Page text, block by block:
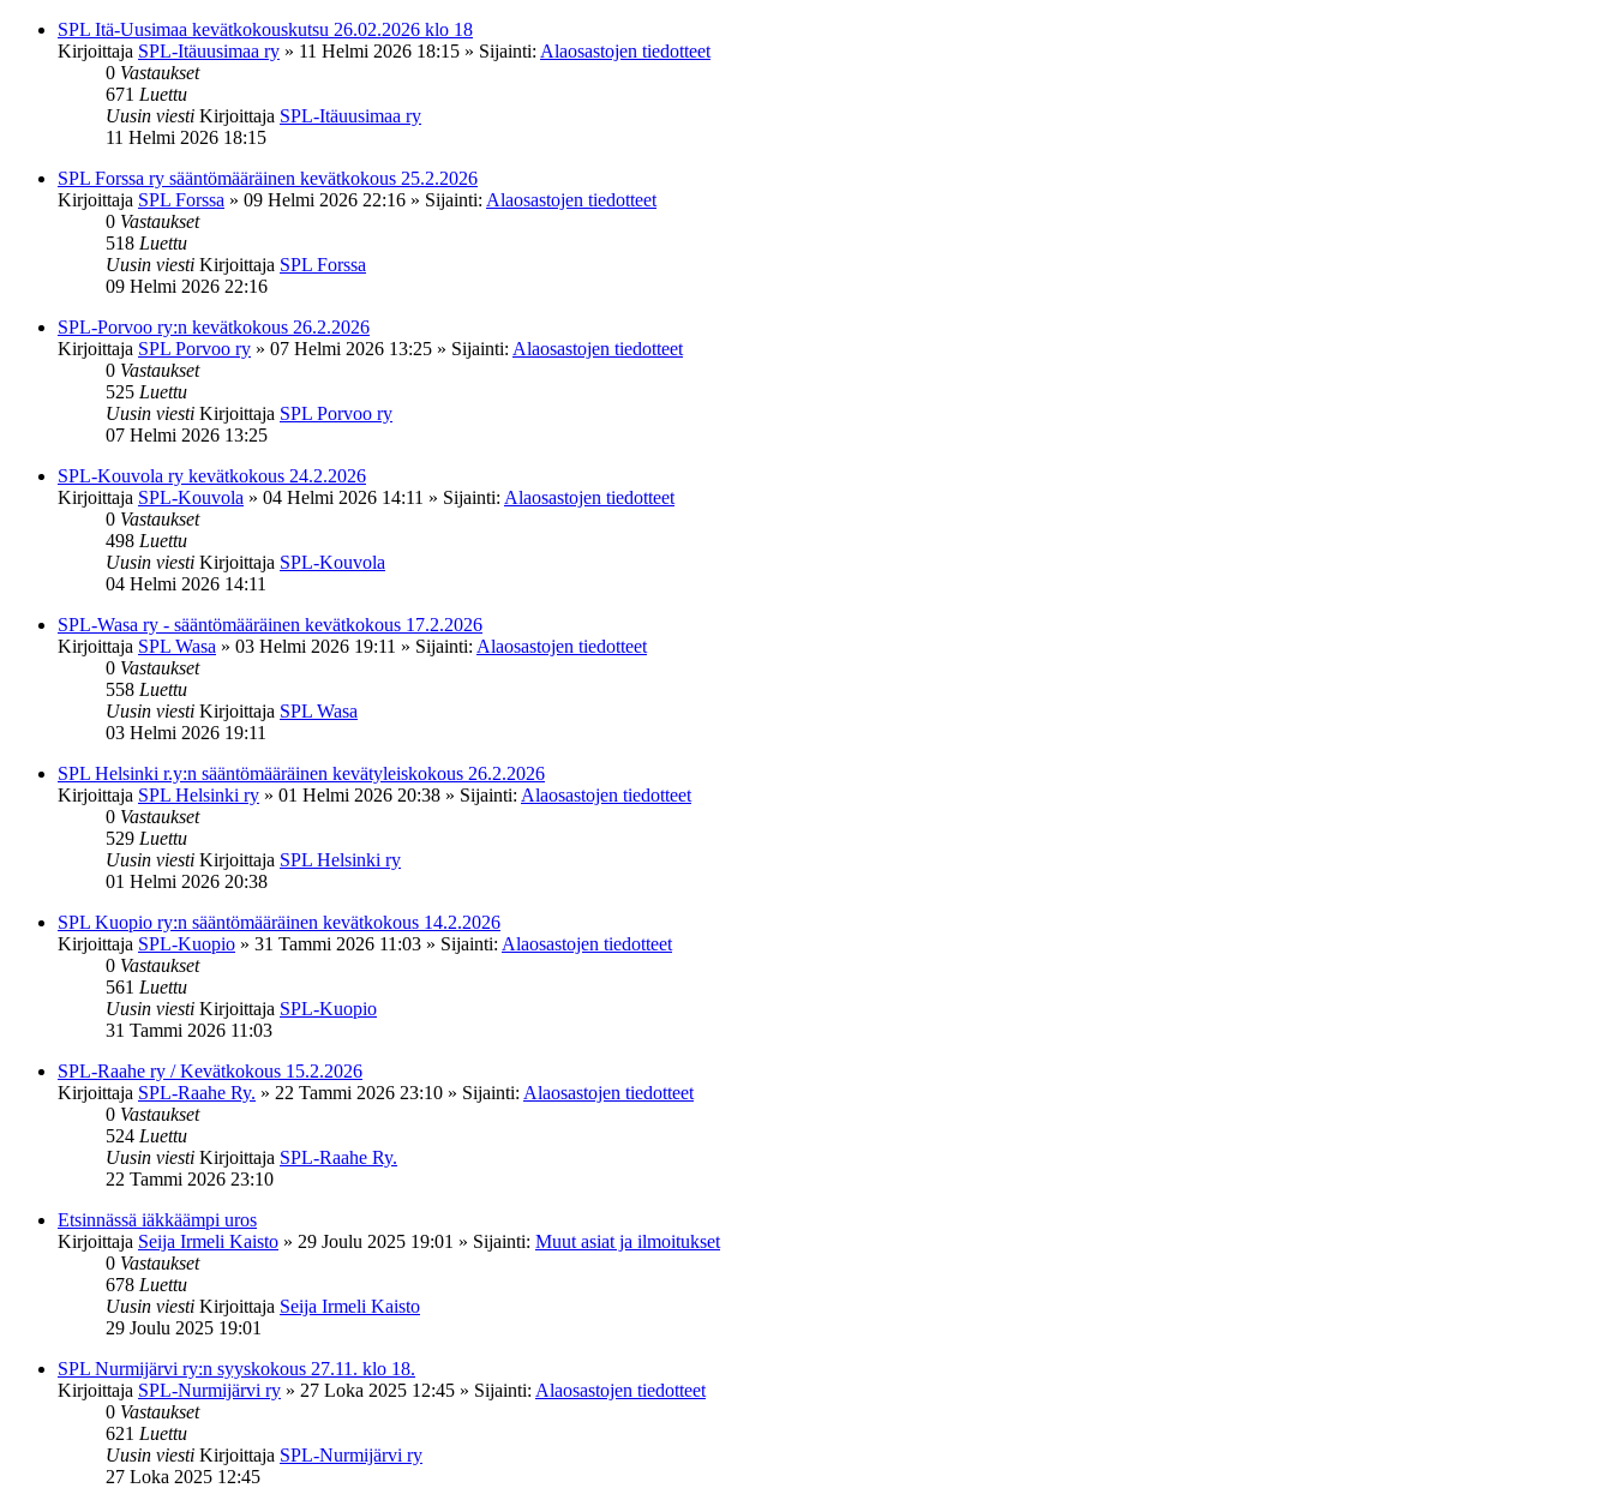
SPL Itä-Uusimaa kevätkokouskutsu 26.02.2026 klo 18
Kirjoittaja SPL-Itäuusimaa ry » 11 Helmi 2026 18:15 » Sijainti: Alaosastojen tiedotteet
0 Vastaukset
671 Luettu
Uusin viesti Kirjoittaja SPL-Itäuusimaa ry
11 Helmi 2026 18:15
SPL Forssa ry sääntömääräinen kevätkokous 25.2.2026
Kirjoittaja SPL Forssa » 09 Helmi 2026 22:16 » Sijainti: Alaosastojen tiedotteet
0 Vastaukset
518 Luettu
Uusin viesti Kirjoittaja SPL Forssa
09 Helmi 2026 22:16
SPL-Porvoo ry:n kevätkokous 26.2.2026
Kirjoittaja SPL Porvoo ry » 07 Helmi 2026 13:25 » Sijainti: Alaosastojen tiedotteet
0 Vastaukset
525 Luettu
Uusin viesti Kirjoittaja SPL Porvoo ry
07 Helmi 2026 13:25
SPL-Kouvola ry kevätkokous 24.2.2026
Kirjoittaja SPL-Kouvola » 04 Helmi 2026 14:11 » Sijainti: Alaosastojen tiedotteet
0 Vastaukset
498 Luettu
Uusin viesti Kirjoittaja SPL-Kouvola
04 Helmi 2026 14:11
SPL-Wasa ry - sääntömääräinen kevätkokous 17.2.2026
Kirjoittaja SPL Wasa » 03 Helmi 2026 19:11 » Sijainti: Alaosastojen tiedotteet
0 Vastaukset
558 Luettu
Uusin viesti Kirjoittaja SPL Wasa
03 Helmi 2026 19:11
SPL Helsinki r.y:n sääntömääräinen kevätyleiskokous 26.2.2026
Kirjoittaja SPL Helsinki ry » 01 Helmi 2026 20:38 » Sijainti: Alaosastojen tiedotteet
0 Vastaukset
529 Luettu
Uusin viesti Kirjoittaja SPL Helsinki ry
01 Helmi 2026 20:38
SPL Kuopio ry:n sääntömääräinen kevätkokous 14.2.2026
Kirjoittaja SPL-Kuopio » 31 Tammi 2026 11:03 » Sijainti: Alaosastojen tiedotteet
0 Vastaukset
561 Luettu
Uusin viesti Kirjoittaja SPL-Kuopio
31 Tammi 2026 11:03
SPL-Raahe ry / Kevätkokous 15.2.2026
Kirjoittaja SPL-Raahe Ry. » 22 Tammi 2026 23:10 » Sijainti: Alaosastojen tiedotteet
0 Vastaukset
524 Luettu
Uusin viesti Kirjoittaja SPL-Raahe Ry.
22 Tammi 2026 23:10
Etsinnässä iäkkäämpi uros
Kirjoittaja Seija Irmeli Kaisto » 29 Joulu 2025 19:01 » Sijainti: Muut asiat ja ilmoitukset
0 Vastaukset
678 Luettu
Uusin viesti Kirjoittaja Seija Irmeli Kaisto
29 Joulu 2025 19:01
SPL Nurmijärvi ry:n syyskokous 27.11. klo 18.
Kirjoittaja SPL-Nurmijärvi ry » 27 Loka 2025 12:45 » Sijainti: Alaosastojen tiedotteet
0 Vastaukset
621 Luettu
Uusin viesti Kirjoittaja SPL-Nurmijärvi ry
27 Loka 2025 12:45